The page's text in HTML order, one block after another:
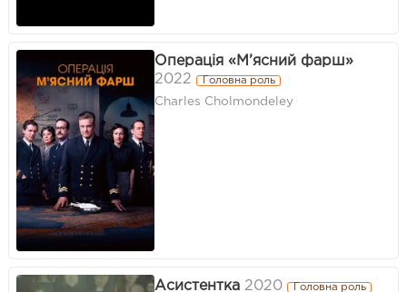
Операція «М’ясний фарш»
2022
Головна роль
Charles Cholmondeley
Асистентка 2020 Головна роль